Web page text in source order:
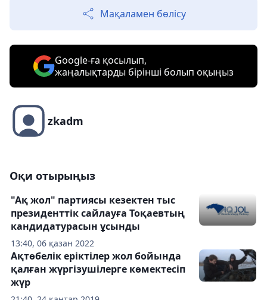
Мақаламен бөлісу
Google-ға қосылып,
жаңалықтарды бірінші болып оқыңыз
zkadm
Оқи отырыңыз
13:40, 06 қазан 2022
"Ақ жол" партиясы кезектен тыс
президенттік сайлауға Тоқаевтың
кандидатурасын ұсынды
Ақтөбелік еріктілер жол бойында
қалған жүргізушілерге көмектесіп
жүр